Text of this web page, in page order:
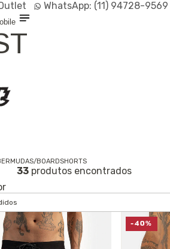
WhatsApp:(11) 94728-9569
/BOARDSHORTS
33 produtos encontrados
-40%